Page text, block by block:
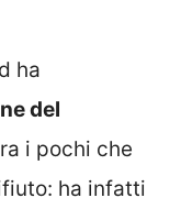
ha
del
i pochi che
ha infatti